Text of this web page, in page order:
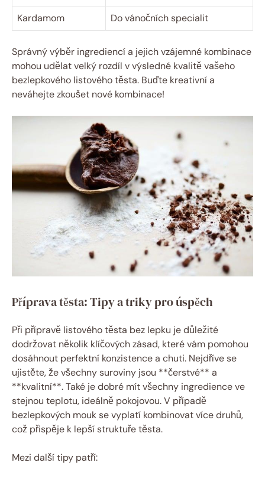
Kardamom
Do vánočních specialit
Správný výběr ingrediencí a jejich vzájemné kombinace
mohou udělat velký rozdíl v výsledné kvalitě vašeho
bezlepkového listového těsta. Buďte kreativní a
neváhejte zkoušet nové kombinace!
Příprava těsta: Tipy a triky pro úspěch
Při přípravě listového těsta bez lepku je důležité
dodržovat několik klíčových zásad, které vám pomohou
dosáhnout perfektní konzistence a chuti. Nejdříve se
ujistěte, že všechny suroviny jsou **čerstvé** a
**kvalitní**. Také je dobré mít všechny ingredience ve
stejnou teplotu, ideálně pokojovou. V případě
bezlepkových mouk se vyplatí kombinovat více druhů,
což přispěje k lepší struktuře těsta.
Mezi další tipy patří: